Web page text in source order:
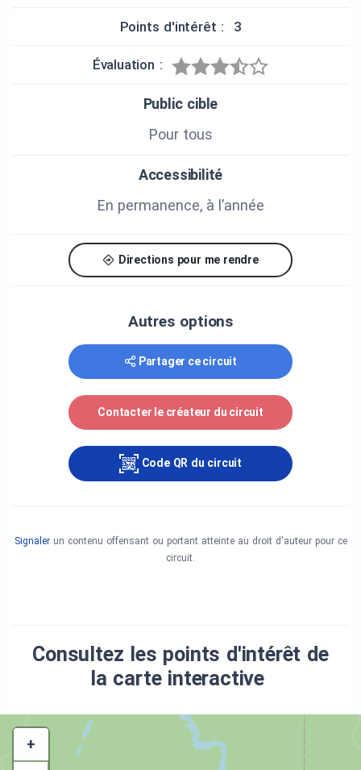
Points d'intérêt : 3
Évaluation :
Public cible
Pour tous
Accessibilité
En permanence, à l’année
Directions pour me rendre
Autres options
Partager ce circuit
Contacter le créateur du circuit
Code QR du circuit
Signalerun contenu offensant ou portant atteinte au droit d'auteur pour ce
circuit.
Consultez les points d'intérêt de
la carte interactive
+